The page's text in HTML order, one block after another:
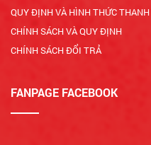
QUY ĐỊNH VÀ HÌNH THỨC
CHÍNH SÁCH VÀ QUY ĐỊNH
CHÍNH SÁCH ĐỔI TRẢ
FANPAGE FACEBOOK